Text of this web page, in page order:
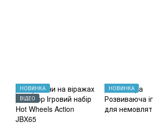
НОВИНКА
ВІДЕО
НОВИНКА